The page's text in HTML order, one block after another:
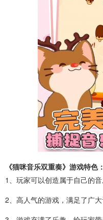
《猫咪音乐双重奏》游戏特色：
1、玩家可以创造属于自己的
2、高人气的游戏，满足了广